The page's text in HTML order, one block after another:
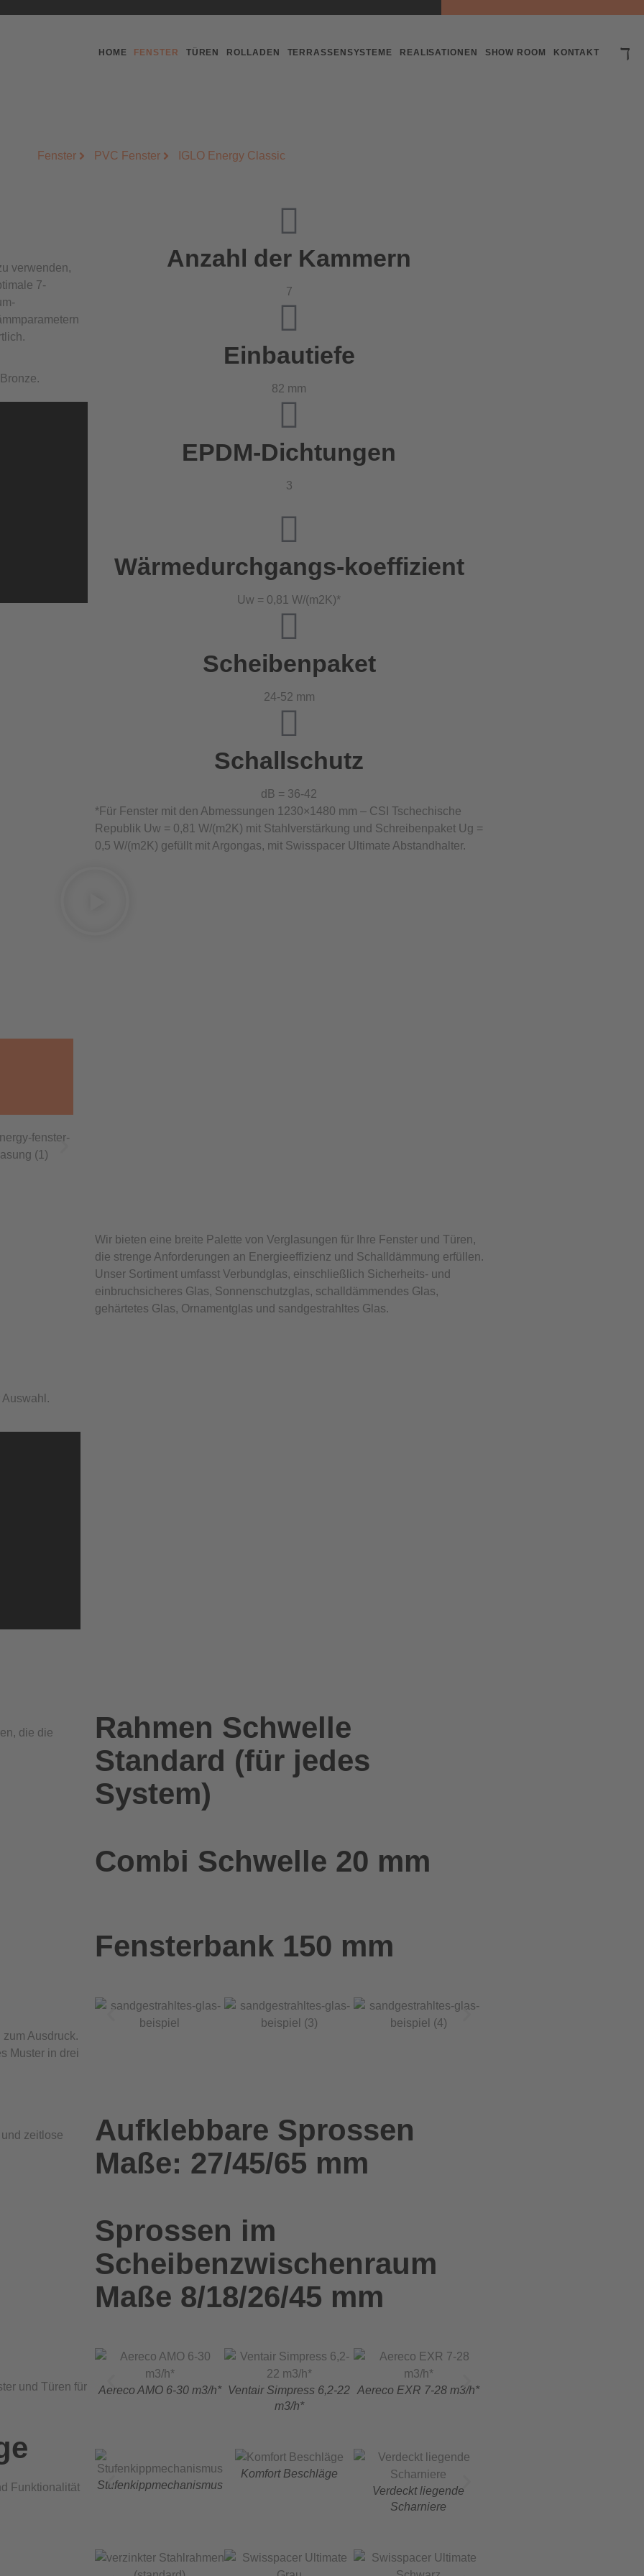
HOME FENSTER TÜREN ROLLADEN TERRASSENSYSTEME REALISATIONEN SHOW ROOM KONTAKT
Fenster PVC Fenster IGLO Energy Classic
verwenden,
7-
Anzahl der Kammern
7
Einbautiefe
82 mm
EPDM-Dichtungen
3
Wärmedurchgangs-koeffizient
Uw = 0,81 W/(m2K)*
Scheibenpaket
24-52 mm
Schallschutz
dB = 36-42
*Für Fenster mit den Abmessungen 1230×1480 mm – CSI Tschechische
Republik Uw = 0,81 W/(m2K) mit Stahlverstärkung und Schreibenpaket Ug =
0,5 W/(m2K) gefüllt mit Argongas, mit Swisspacer Ultimate Abstandhalter.
Wir bieten eine breite Palette von Verglasungen für Ihre Fenster und Türen,
die strenge Anforderungen an Energieeffizienz und Schalldämmung erfüllen.
Unser Sortiment umfasst Verbundglas, einschließlich Sicherheits- und
einbruchsicheres Glas, Sonnenschutzglas, schalldämmendes Glas,
gehärtetes Glas, Ornamentglas und sandgestrahltes Glas.
die die
Rahmen Schwelle
Standard (für jedes
System)
Combi Schwelle 20 mm
Fensterbank 150 mm
Ausdruck.
Muster in drei
zeitlose
Aufklebbare Sprossen
Maße: 27/45/65 mm
Sprossen im
Scheibenzwischenraum
Maße 8/18/26/45 mm
und Türen für
Aereco AMO 6-30 m3/h*
Ventair Simpress 6,2-22
m3/h*
Aereco EXR 7-28 m3/h*
Funktionalität
Stufenkippmechanismus
Komfort Beschläge
Verdeckt liegende
Scharniere